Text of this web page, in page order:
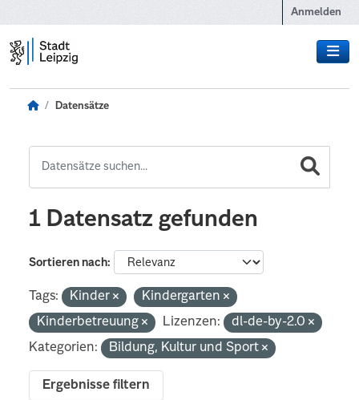
Anmelden
Datensätze
1 Datensatz gefunden
Sortieren nach
Tags: Kinder
Kindergarten
Kinderbetreuung
Lizenzen:
dl-de-by-2.0
Kategorien:
Bildung, Kultur und Sport
Ergebnisse filtern